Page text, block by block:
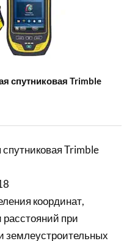
спутниковая Trimble
спутниковая Trimble
координат,
при
землеустроительных